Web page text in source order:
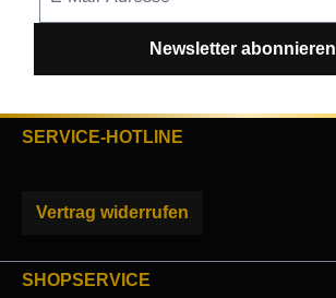
Newsletter abonnieren
SERVICE-HOTLINE
Vertrag widerrufen
SHOPSERVICE